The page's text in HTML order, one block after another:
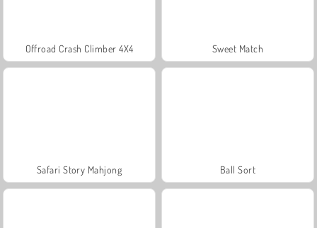
Offroad Crash Climber 4X4 Sweet Match
Safari Story Mahjong Ball Sort